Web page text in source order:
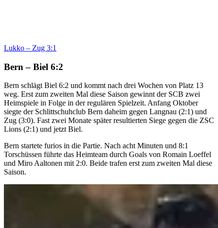
Lukko – Zug 3:1
Bern – Biel 6:2
Bern schlägt Biel 6:2 und kommt nach drei Wochen von Platz 13
weg. Erst zum zweiten Mal diese Saison gewinnt der SCB zwei
Heimspiele in Folge in der regulären Spielzeit. Anfang Oktober
siegte der Schlittschuhclub Bern daheim gegen Langnau (2:1) und
Zug (3:0). Fast zwei Monate später resultierten Siege gegen die ZSC
Lions (2:1) und jetzt Biel.
Bern startete furios in die Partie. Nach acht Minuten und 8:1
Torschüssen führte das Heimteam durch Goals von Romain Loeffel
und Miro Aaltonen mit 2:0. Beide trafen erst zum zweiten Mal diese
Saison.